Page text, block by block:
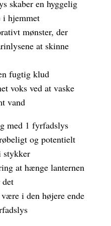
skaber en hyggelig
i hjemmet
mønster, der
at skinne
fugtig klud
voks ved at vaske
vand
med 1 fyrfadslys
og potentielt
stykker
at hænge lanternen
i den højere ende